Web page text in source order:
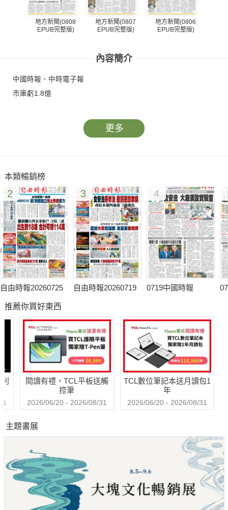
地方新聞(0808
EPUB完整版)
地方新聞(0807
EPUB完整版)
地方新聞(0806
EPUB完整版)
內容簡介
中國時報、中時電子報
市庫虧1.8億
更多
本類暢銷榜
2
自由時報20260725
3
自由時報20260719
4
0719中國時報
推薦你買好東西
閱讀有禮，TCL平板送觸
控筆
2026/06/20 - 2026/08/31
TCL數位筆記本送月讀包1
年
2026/06/20 - 2026/08/31
主題書展